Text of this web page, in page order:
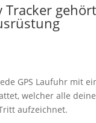
Tracker
GPS Laufuhr mit
welcher alle
aufzeichnet.